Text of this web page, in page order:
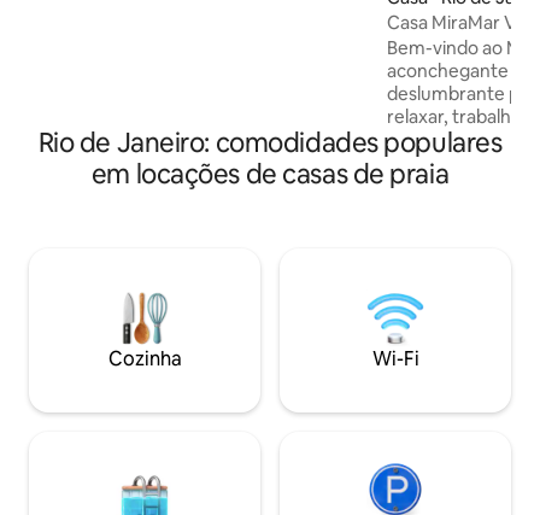
Casa MiraMar
Bem-vindo ao
aconchegante no
deslumbrante
relaxar, trabalhar
Janeiro. O
arejado e
busca
Perto das praias
Copacabana,...
Gávea e Pedra
Rio de Janeiro: comodidades populares
em locações de casas de praia
Cozinha Wi-Fi